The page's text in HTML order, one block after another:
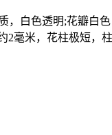
白色透明;花瓣白
毫米，花柱极短，